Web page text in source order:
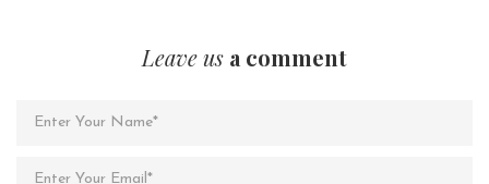
Leave us a comment